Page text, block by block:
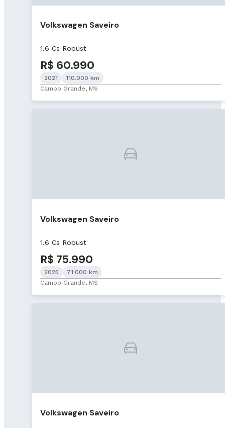
Volkswagen Saveiro
1.6 Cs Robust
R$ 60.990
2021
110.000 km
Campo Grande, MS
Volkswagen Saveiro
1.6 Cs Robust
R$ 75.990
2025
71.000 km
Campo Grande, MS
Volkswagen Saveiro